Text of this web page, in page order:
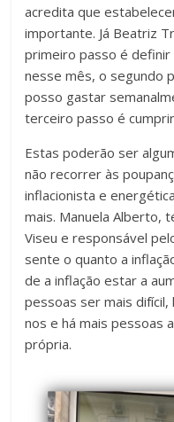
acredita que
importante. Já Beatriz
primeiro passo é
nesse mês, o segundo
posso gastar
terceiro passo é
Estas poderão ser
não recorrer às
inflacionista e
mais. Manuela Alberto,
Viseu e responsável
sente o quanto a
de a inflação estar a
pessoas ser mais
nos e há mais pessoas
própria.